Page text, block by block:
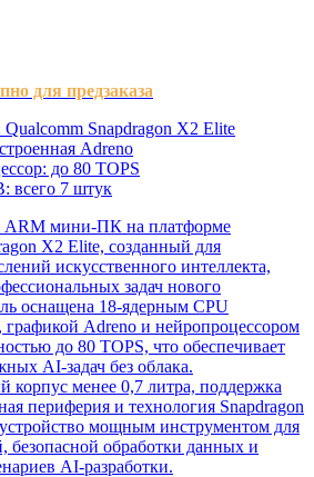
для предзаказа
Snapdragon X2 Elite
Adreno
до 80 TOPS
всего 7 штук
мини-ПК на платформе
X2 Elite, созданный для
искусственного интеллекта,
задач нового
оснащена 18-ядерным CPU
графикой Adreno и нейропроцессором
до 80 TOPS, что обеспечивает
AI-задач без облака.
корпус менее 0,7 литра, поддержка
периферия и технология Snapdragon
мощным инструментом для
безопасной обработки данных и
AI-разработки.